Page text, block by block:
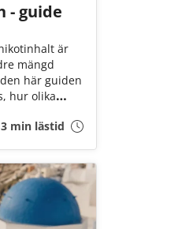
- guide
är
mängd
här guiden
hur olika
vitt snus.
3 min lästid